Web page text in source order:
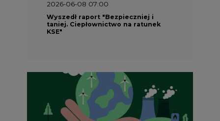
2026-05-23 16:00
Wyszedł raport „Przez gaz do OZE.
Dekarbonizacja ciepłownictwa